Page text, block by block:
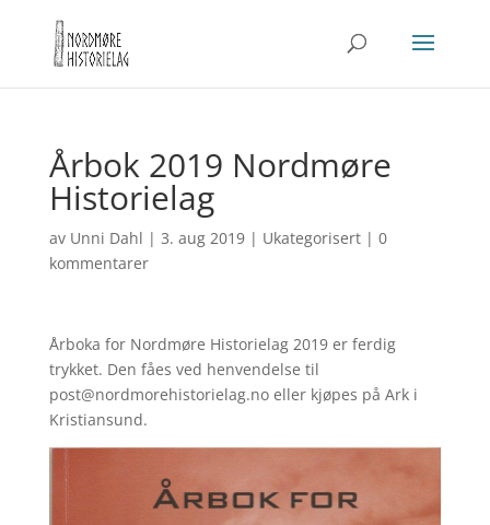
Årbok 2019 Nordmøre
Historielag
av Unni Dahl | 3. aug 2019| Ukategorisert| 0
kommentarer
Årboka for Nordmøre Historielag 2019 er ferdig
trykket. Den fåes ved henvendelse til
post@nordmorehistorielag.no eller kjøpes på Ark i
Kristiansund.